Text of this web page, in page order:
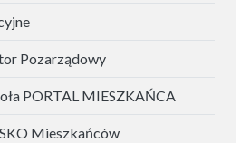
Pozarządowy
PORTAL MIESZKAŃCA
Mieszkańców